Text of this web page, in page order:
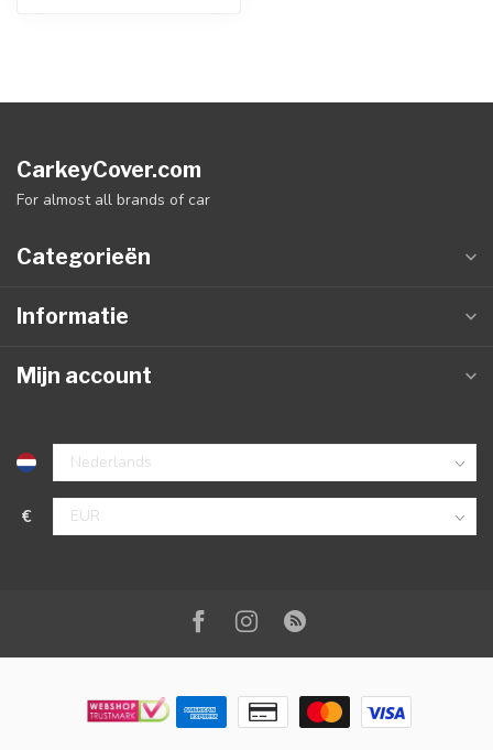
CarkeyCover.com
For almost all brands of car
Categorieën
Informatie
Mijn account
€